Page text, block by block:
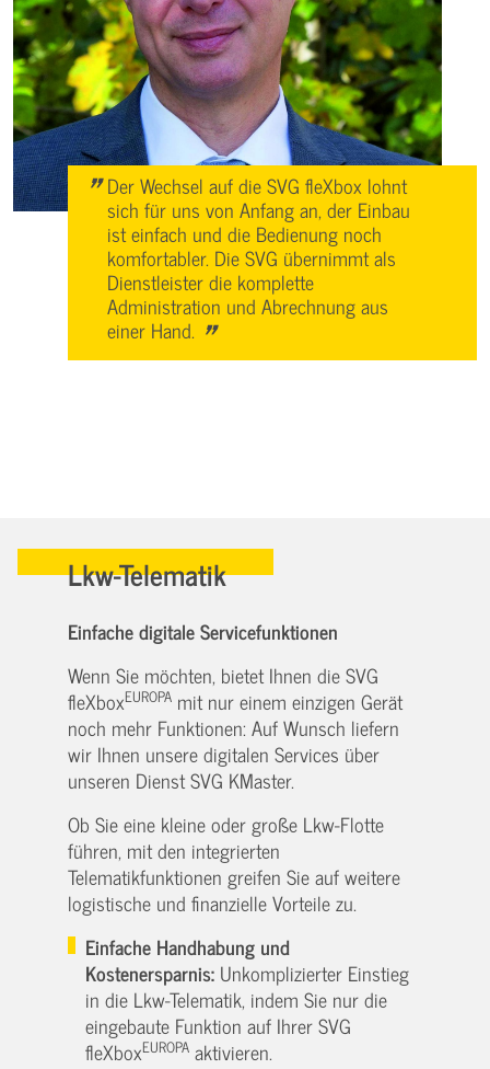
" Der Wechsel auf die SVG fleXbox lohnt
sich für uns von Anfang an, der Einbau
ist einfach und die Bedienung noch
komfortabler. Die SVG übernimmt als
Dienstleister die komplette
Administration und Abrechnung aus
einer Hand."
Lkw-Telematik
Einfache digitale Servicefunktionen
Wenn Sie möchten, bietet Ihnen die SVG
fleXboxEUROPA mit nur einem einzigen Gerät
noch mehr Funktionen: Auf Wunsch liefern
wir Ihnen unsere digitalen Services über
unseren Dienst SVG KMaster.
Ob Sie eine kleine oder große Lkw-Flotte
führen, mit den integrierten
Telematikfunktionen greifen Sie auf weitere
logistische und finanzielle Vorteile zu.
Einfache Handhabung und
Kostenersparnis: Unkomplizierter Einstieg
in die Lkw-Telematik, indem Sie nur die
eingebaute Funktion auf Ihrer SVG
fleXboxEUROPA aktivieren.